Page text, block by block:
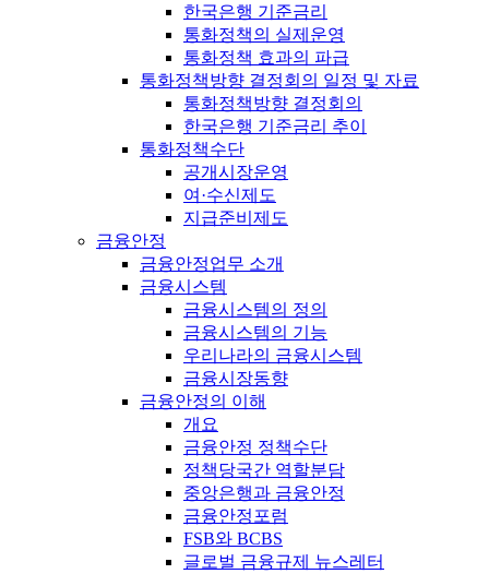
한국은행 기준금리
통화정책의 실제운영
통화정책 효과의 파급
통화정책방향 결정회의 일정 및 자료
통화정책방향 결정회의
한국은행 기준금리 추이
통화정책수단
공개시장운영
여·수신제도
지급준비제도
금융안정
금융안정업무 소개
금융시스템
금융시스템의 정의
금융시스템의 기능
우리나라의 금융시스템
금융시장동향
금융안정의 이해
개요
금융안정 정책수단
정책당국간 역할분담
중앙은행과 금융안정
금융안정포럼
FSB와 BCBS
글로벌 금융규제 뉴스레터